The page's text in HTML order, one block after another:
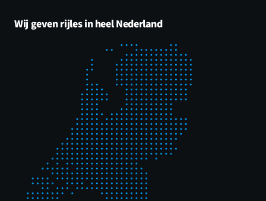
Wij geven rijles in heel Nederland